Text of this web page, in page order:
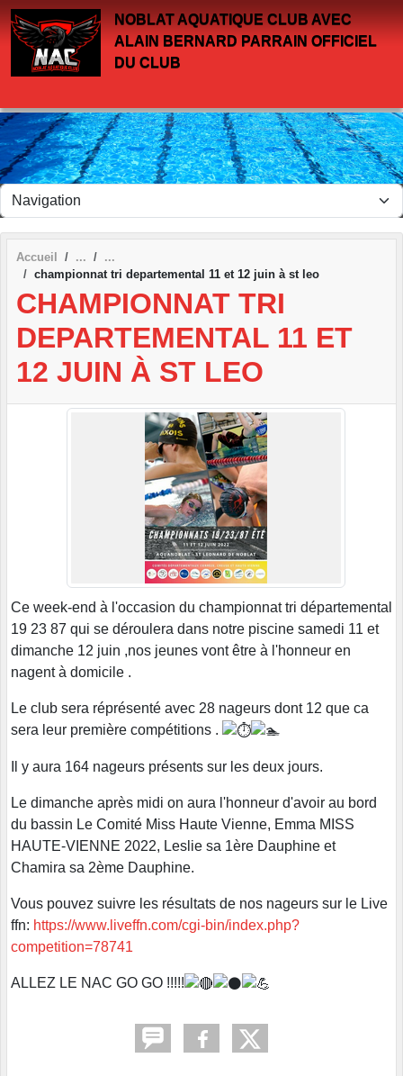
NOBLAT AQUATIQUE CLUB AVEC
ALAIN BERNARD PARRAIN OFFICIEL
DU CLUB
Accueil
championnat tri departemental 11 et 12 juin à st leo
CHAMPIONNAT TRI
DEPARTEMENTAL 11 ET
12 JUIN À ST LEO
Ce week-end à l'occasion du championnat tri départemental
19 23 87 qui se déroulera dans notre piscine samedi 11 et
dimanche 12 juin ,nos jeunes vont être à l'honneur en
nagent à domicile .
Le club sera réprésenté avec 28 nageurs dont 12 que ca
sera leur première compétitions .
Il y aura 164 nageurs présents sur les deux jours.
Le dimanche après midi on aura l'honneur d'avoir au bord
du bassin Le Comité Miss Haute Vienne, Emma MISS
HAUTE-VIENNE 2022, Leslie sa 1ère Dauphine et
Chamira sa 2ème Dauphine.
Vous pouvez suivre les résultats de nos nageurs sur le Live
ffn: https://www.liveffn.com/cgi-bin/index.php?
competition=78741
ALLEZ LE NAC GO GO !!!!!
Panneau de gestion des cookies